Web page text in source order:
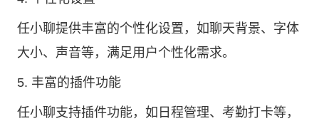
任小聊提供丰富的个性化设置，如聊天背景、字体
大小、声音等，满足用户个性化需求。
5. 丰富的插件功能
任小聊支持插件功能，如日程管理、考勤打卡等，